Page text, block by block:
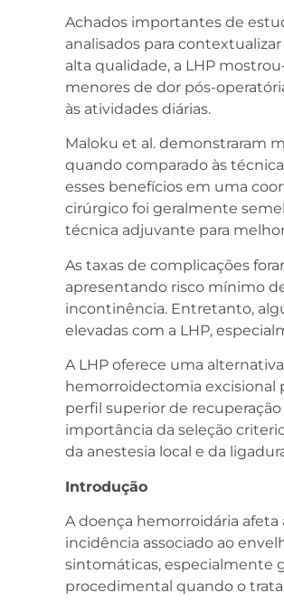
Achados importantes de
analisados para
alta qualidade, a LHP
menores de dor pós-
às atividades diárias.
Maloku et al. demonstraram
quando comparado às
esses benefícios em uma
cirúrgico foi geralmente
técnica adjuvante para
As taxas de complicações
apresentando risco mínimo
incontinência. Entretanto,
elevadas com a LHP,
A LHP oferece uma
hemorroidectomia excisional
perfil superior de
importância da seleção
da anestesia local e da
Introdução
A doença hemorroidária
incidência associado ao
sintomáticas, especialmente
procedimental quando o